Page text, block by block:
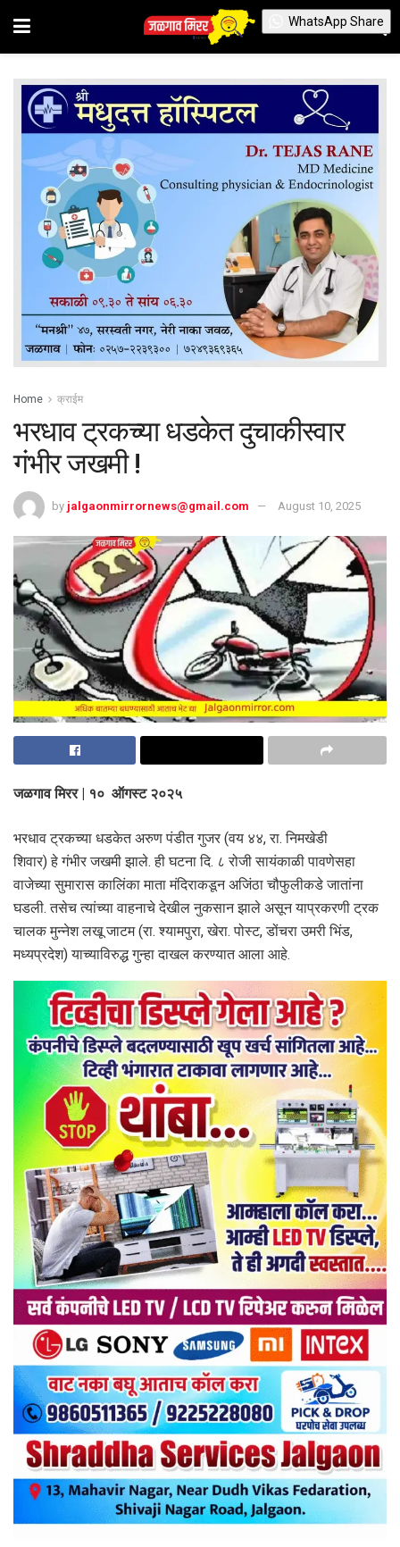
Home क्राईम
भरधाव ट्रकच्या धडकेत दुचाकीस्वार
गंभीर जखमी !
by jalgaonmirrornews@gmail.com August 10, 2025
जळगाव मिरर | १० ऑगस्ट २०२५
भरधाव ट्रकच्या धडकेत अरुण पंडीत गुजर (वय ४४, रा. निमखेडी
शिवार) हे गंभीर जखमी झाले. ही घटना दि. ८ रोजी सायंकाळी पावणेसहा
वाजेच्या सुमारास कालिंका माता मंदिराकडून अजिंठा चौफुलीकडे जातांना
घडली. तसेच त्यांच्या वाहनाचे देखील नुकसान झाले असून याप्रकरणी ट्रक
चालक मुन्नेश लखू जाटम (रा. श्यामपुरा, खेरा. पोस्ट, डोंचरा उमरी भिंड,
मध्यप्रदेश) याच्याविरुद्ध गुन्हा दाखल करण्यात आला आहे.
WhatsApp Share